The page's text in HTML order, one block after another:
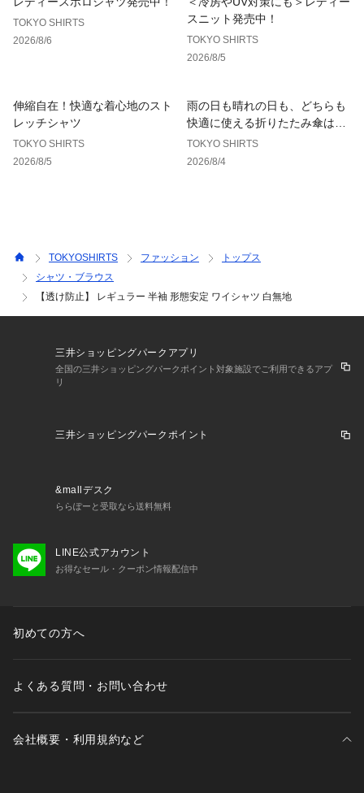
枚丁寧に仕立てられたシャツです。
TOKYO SHIRTS
2026/8/6
スニット発売中！
TOKYO SHIRTS
2026/8/5
伸縮自在！快適な着心地のスト
レッチシャツ
TOKYO SHIRTS
2026/8/5
雨の日も晴れの日も、どちらも
快適に使える折りたたみ傘はこ
ちら！
TOKYO SHIRTS
2026/8/4
TOKYOSHIRTS ファッション
トップス
シャツ・ブラウス
【透け防止】 レギュラー 半袖 形態安定 ワイシャツ 白無地
三井ショッピングパークアプリ
全国の三井ショッピングパークポイント対象施設でご利用できるアプ
リ
三井ショッピングパークポイント
&mallデスク
ららぽーと受取なら送料無料
LINE公式アカウント
お得なセール・クーポン情報配信中
初めての方へ
よくある質問・お問い合わせ
会社概要・利用規約など